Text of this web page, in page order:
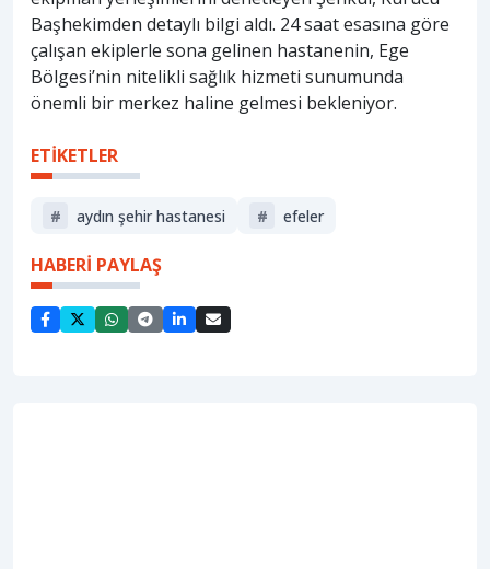
Başhekimden detaylı bilgi aldı. 24 saat esasına göre
çalışan ekiplerle sona gelinen hastanenin, Ege
Bölgesi’nin nitelikli sağlık hizmeti sunumunda
önemli bir merkez haline gelmesi bekleniyor.
ETİKETLER
# aydın şehir hastanesi # efeler
HABERİ PAYLAŞ